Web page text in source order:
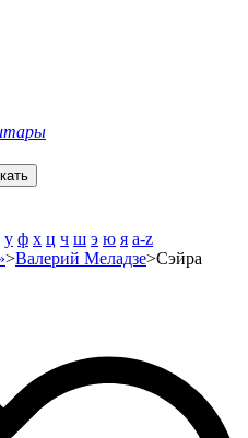
у ф х ц ч ш э ю я a-z
>Валерий Меладзе>Сэйра